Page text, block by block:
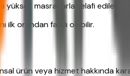
yüksek masraflarla telafi
ilk orandan farklı olabilir.
ürün veya hizmet hakkında